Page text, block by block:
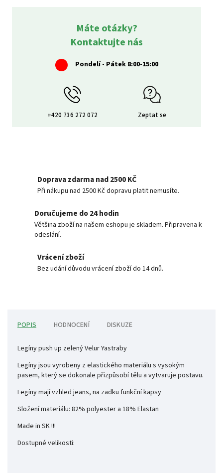
Máte otázky?
Kontaktujte nás
Pondelí - Pátek 8:00-15:00
+420 736 272 072 Zeptat se
Doprava zdarma nad 2500 KČ
Při nákupu nad 2500 Kč dopravu platit nemusíte.
Doručujeme do 24 hodin
Většina zboží na našem eshopu je skladem. Připravena k
odeslání.
Vrácení zboží
Bez udání důvodu vrácení zboží do 14 dnů.
POPIS HODNOCENÍ DISKUZE
Legíny push up zelený Velur Yastraby
Legíny jsou vyrobeny z elastického materiálu s vysokým
pasem, který se dokonale přizpůsobí tělu a vytvaruje postavu.
Legíny mají vzhled jeans, na zadku funkční kapsy
Složení materiálu: 82% polyester a 18% Elastan
Made in SK !!!
Dostupné velikosti: